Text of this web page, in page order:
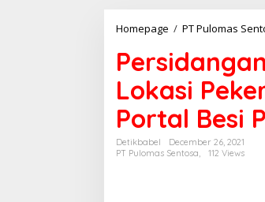
Homepage / PT Pulomas
Lokasi
Portal Besi
Detikbabel
December 26, 2021
PT Pulomas Sentosa,
112 Views